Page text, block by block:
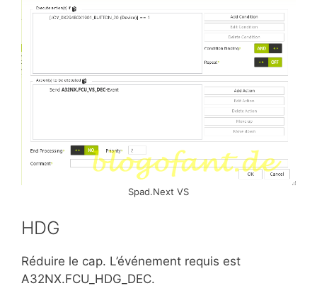
Spad.Next VS
HDG
Réduire le cap. L’événement requis est
A32NX.FCU_HDG_DEC.